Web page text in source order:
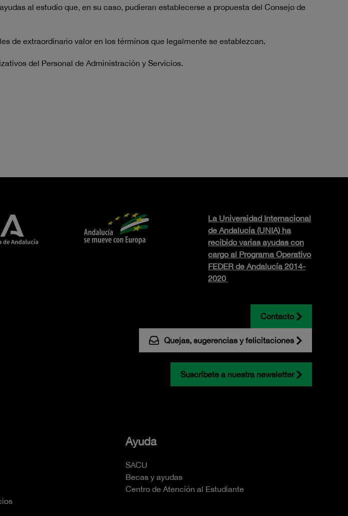
al estudio que, en su caso, pudieran establecerse a propuesta del Consejo de
de extraordinario valor en los términos que legalmente se establezcan.
del Personal de Administración y Servicios.
La Universidad Internacional
de Andalucía (UNIA) ha
recibido varias ayudas con
cargo al Programa Operativo
FEDER de Andalucía 2014-
2020
Contacto
Quejas, sugerencias y felicitaciones
Suscríbete a nuestra newsletter
Ayuda
SACU
Becas y ayudas
Centro de Atención al Estudiante